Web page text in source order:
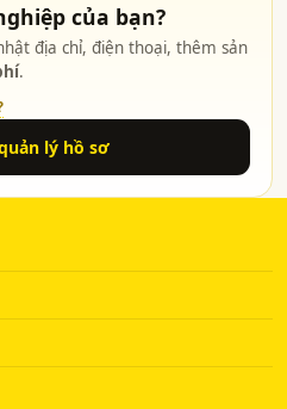
của bạn?
địa chỉ, điện thoại, thêm sản
.
lý hồ sơ